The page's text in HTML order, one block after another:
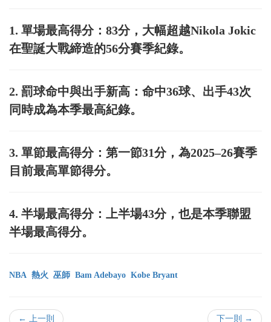
1. 單場最高得分：83分，大幅超越Nikola Jokic
在聖誕大戰締造的56分賽季紀錄。
2. 罰球命中與出手新高：命中36球、出手43次
同時成為本季最高紀錄。
3. 單節最高得分：第一節31分，為2025–26賽季
目前最高單節得分。
4. 半場最高得分：上半場43分，也是本季聯盟
半場最高得分。
NBA 熱火 巫師 Bam Adebayo Kobe Bryant
← 上一則 下一則 →